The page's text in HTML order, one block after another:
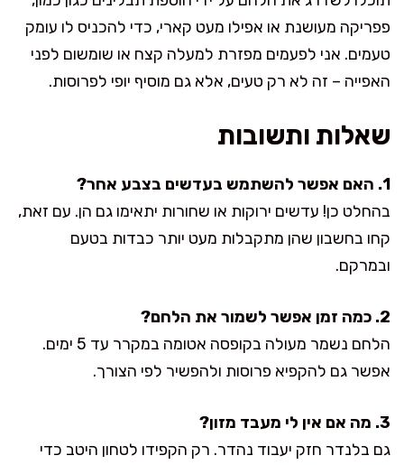
פפריקה מעושנת או אפילו מעט קארי, כדי להכניס לו עומק
טעמים. אני לפעמים מפזרת למעלה קצח או שומשום לפני
האפייה – זה לא רק טעים, אלא גם מוסיף יופי לפרוסות.
שאלות ותשובות
1. האם אפשר להשתמש בעדשים בצבע אחר?
בהחלט כן! עדשים ירוקות או שחורות יתאימו גם הן. עם זאת,
קחו בחשבון שהן מתקבלות מעט יותר כבדות בטעם
ובמרקם.
2. כמה זמן אפשר לשמור את הלחם?
הלחם נשמר מעולה בקופסה אטומה במקרר עד 5 ימים.
אפשר גם להקפיא פרוסות ולהפשיר לפי הצורך.
3. מה אם אין לי מעבד מזון?
גם בלנדר חזק יעבוד נהדר. רק הקפידו לטחון היטב כדי